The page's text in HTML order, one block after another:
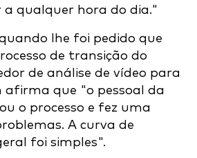
a qualquer hora do dia."
lhe foi pedido que
de transição do
de análise de vídeo para
afirma que "o pessoal da
o processo e fez uma
A curva de
foi simples".